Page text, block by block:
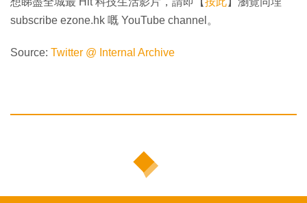
subscribe ezone.hk 嘅 YouTube channel。
Source: Twitter @ Internal Archive